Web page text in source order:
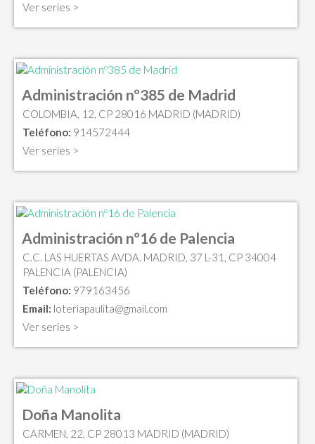
Ver series >
Administración nº385 de Madrid
COLOMBIA, 12, CP 28016 MADRID (MADRID)
Teléfono: 914572444
Ver series >
Administración nº16 de Palencia
C.C. LAS HUERTAS AVDA. MADRID, 37 L-31, CP 34004
PALENCIA (PALENCIA)
Teléfono: 979163456
Email: loteriapaulita@gmail.com
Ver series >
Doña Manolita
CARMEN, 22, CP 28013 MADRID (MADRID)